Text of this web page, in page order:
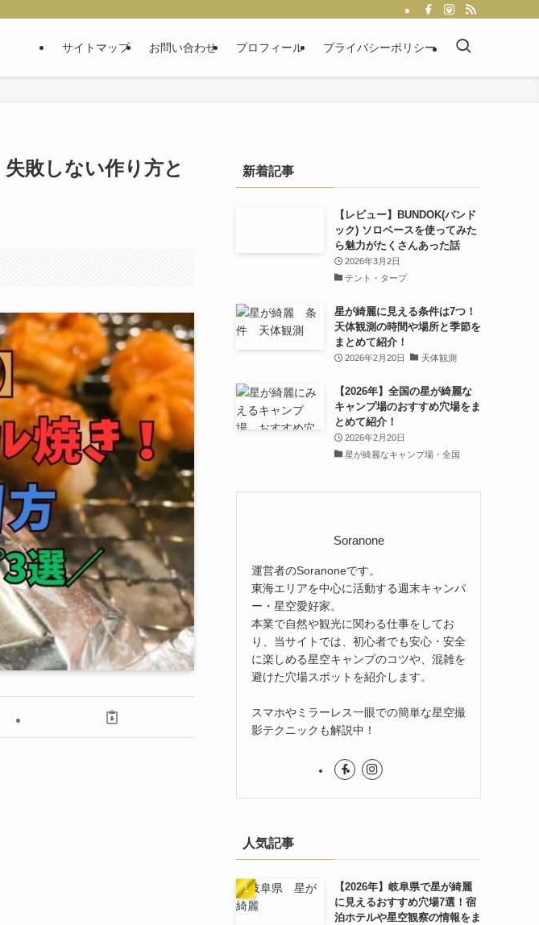
サイトマップ お問い合わせ プロフィール プライバシーポリシー
敗しない作り方と
新着記事
【レビュー】BUNDOK(バンド
ック) ソロベースを使ってみた
ら魅力がたくさんあった話
2026年3月2日
テント・タープ
星が綺麗に見える条件は7つ！
天体観測の時間や場所と季節を
まとめて紹介！
2026年2月20日 天体観測
【2026年】全国の星が綺麗な
キャンプ場のおすすめ穴場をま
とめて紹介！
2026年2月20日
星が綺麗なキャンプ場・全国
Soranone
運営者のSoranoneです。
東海エリアを中心に活動する週末キャンパ
ー・星空愛好家。
本業で自然や観光に関わる仕事をしてお
り、当サイトでは、初心者でも安心・安全
に楽しめる星空キャンプのコツや、混雑を
避けた穴場スポットを紹介します。
スマホやミラーレス一眼での簡単な星空撮
影テクニックも解説中！
人気記事
【2026年】岐阜県で星が綺麗
に見えるおすすめ穴場7選！宿
泊ホテルや星空観察の情報をま